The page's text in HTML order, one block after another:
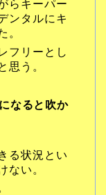
らキーパー
ンタルにキ
。
フリーとし
思う。
なると吹か
る状況とい
ない。